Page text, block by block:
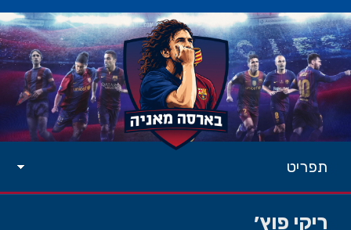
תפריט
ריקי פוץ׳